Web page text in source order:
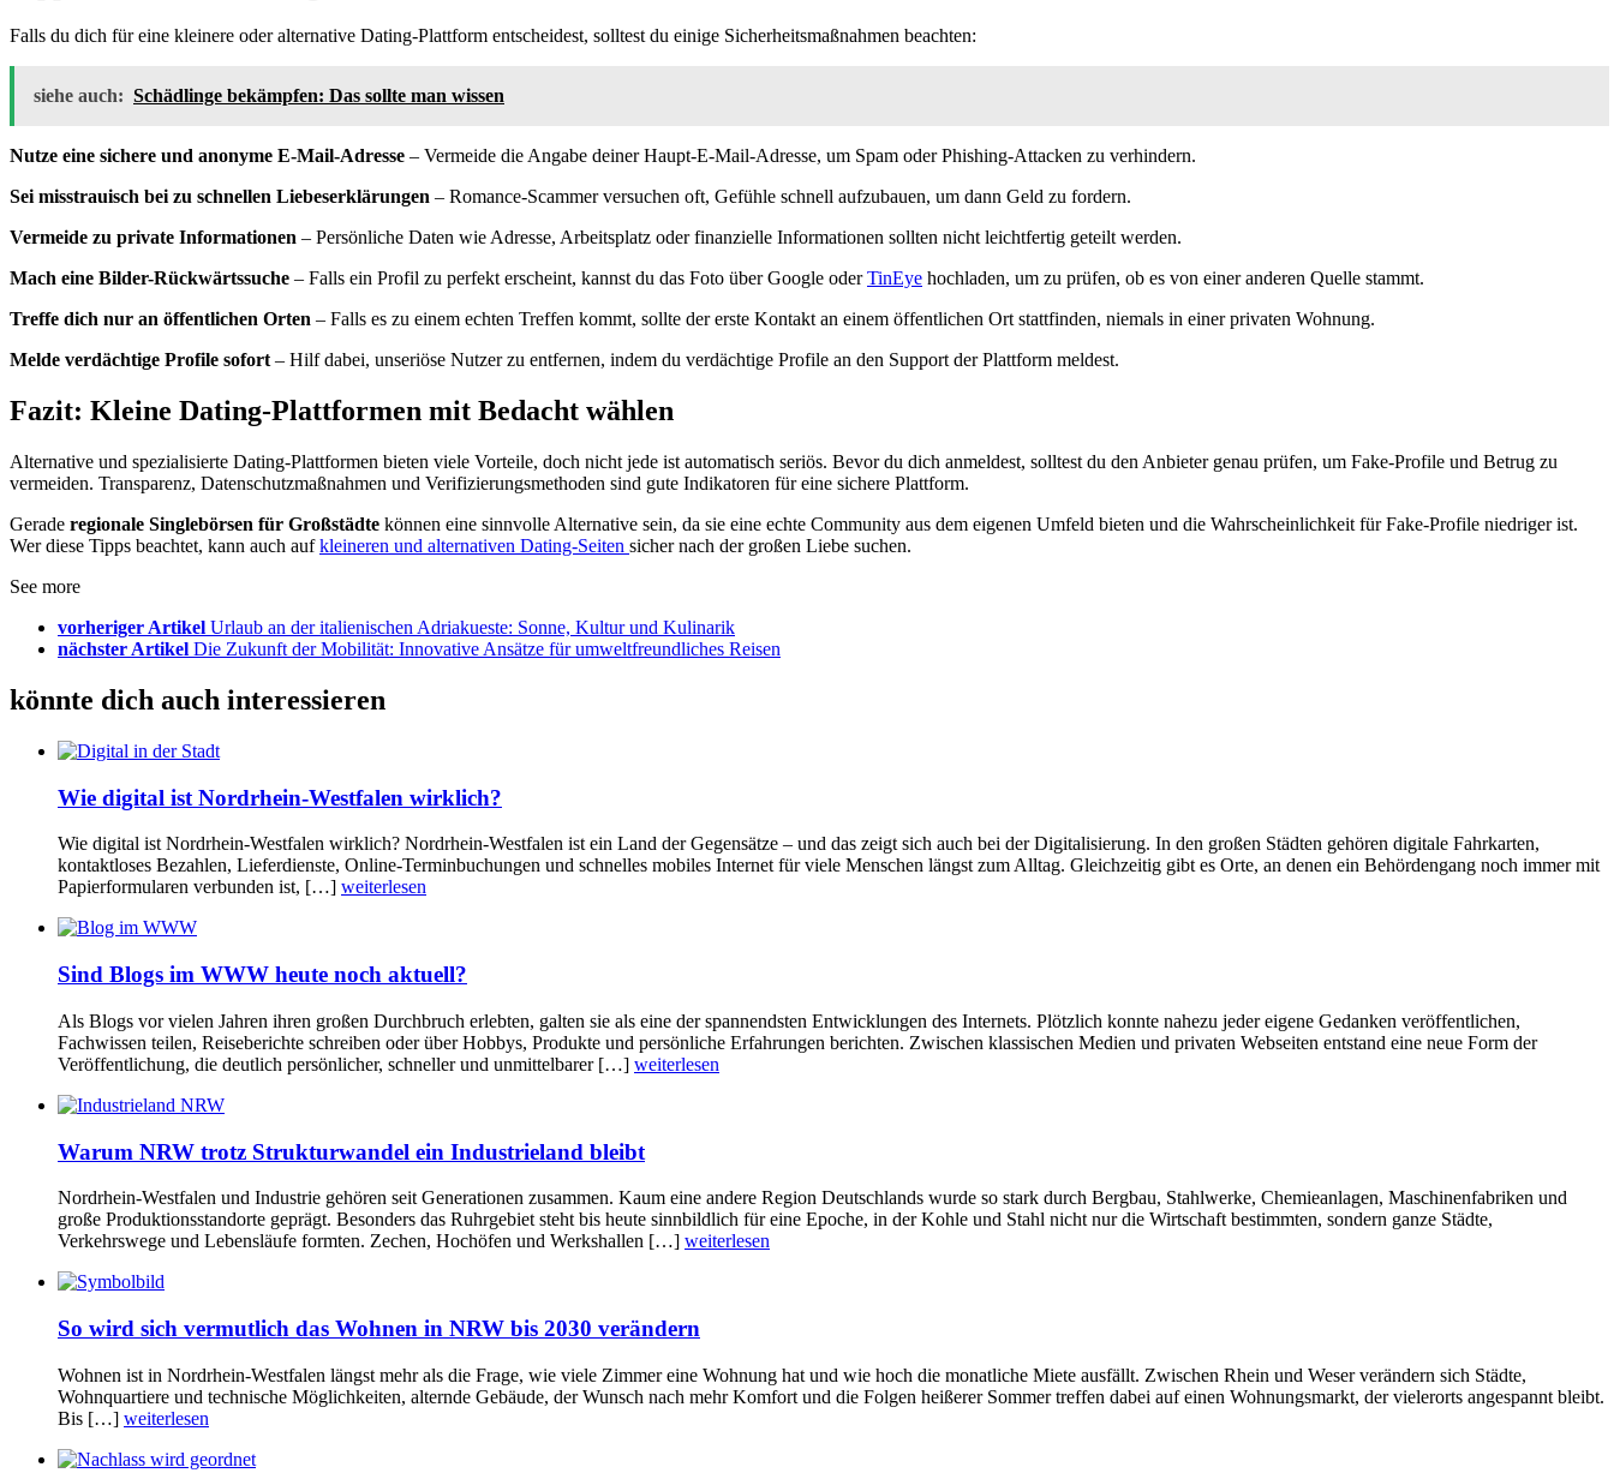
Falls du dich für eine kleinere oder alternative Dating-Plattform entscheidest, solltest du einige Sicherheitsmaßnahmen beachten:
siehe auch: Schädlinge bekämpfen: Das sollte man wissen
Nutze eine sichere und anonyme E-Mail-Adresse – Vermeide die Angabe deiner Haupt-E-Mail-Adresse, um Spam oder Phishing-Attacken zu verhindern.
Sei misstrauisch bei zu schnellen Liebeserklärungen – Romance-Scammer versuchen oft, Gefühle schnell aufzubauen, um dann Geld zu fordern.
Vermeide zu private Informationen – Persönliche Daten wie Adresse, Arbeitsplatz oder finanzielle Informationen sollten nicht leichtfertig geteilt werden.
Mach eine Bilder-Rückwärtssuche – Falls ein Profil zu perfekt erscheint, kannst du das Foto über Google oderTinEye hochladen, um zu prüfen, ob es von einer anderen Quelle stammt.
Treffe dich nur an öffentlichen Orten – Falls es zu einem echten Treffen kommt, sollte der erste Kontakt an einem öffentlichen Ort stattfinden, niemals in einer privaten Wohnung.
Melde verdächtige Profile sofort – Hilf dabei, unseriöse Nutzer zu entfernen, indem du verdächtige Profile an den Support der Plattform meldest.
Fazit: Kleine Dating-Plattformen mit Bedacht wählen
Alternative und spezialisierte Dating-Plattformen bieten viele Vorteile, doch nicht jede ist automatisch seriös. Bevor du dich anmeldest, solltest du den Anbieter genau prüfen, um Fake-Profile und Betrug zu
vermeiden. Transparenz, Datenschutzmaßnahmen und Verifizierungsmethoden sind gute Indikatoren für eine sichere Plattform.
Gerade regionale Singlebörsen für Großstädte können eine sinnvolle Alternative sein, da sie eine echte Community aus dem eigenen Umfeld bieten und die Wahrscheinlichkeit für Fake-Profile niedriger ist.
Wer diese Tipps beachtet, kann auch aufkleineren und alternativen Dating-Seiten sicher nach der großen Liebe suchen.
See more
vorheriger Artikel Urlaub an der italienischen Adriakueste: Sonne, Kultur und Kulinarik
nächster Artikel Die Zukunft der Mobilität: Innovative Ansätze für umweltfreundliches Reisen
könnte dich auch interessieren
Wie digital ist Nordrhein-Westfalen wirklich?
Wie digital ist Nordrhein-Westfalen wirklich? Nordrhein-Westfalen ist ein Land der Gegensätze – und das zeigt sich auch bei der Digitalisierung. In den großen Städten gehören digitale Fahrkarten,
kontaktloses Bezahlen, Lieferdienste, Online-Terminbuchungen und schnelles mobiles Internet für viele Menschen längst zum Alltag. Gleichzeitig gibt es Orte, an denen ein Behördengang noch immer mit
Papierformularen verbunden ist, […] weiterlesen
Sind Blogs im WWW heute noch aktuell?
Als Blogs vor vielen Jahren ihren großen Durchbruch erlebten, galten sie als eine der spannendsten Entwicklungen des Internets. Plötzlich konnte nahezu jeder eigene Gedanken veröffentlichen,
Fachwissen teilen, Reiseberichte schreiben oder über Hobbys, Produkte und persönliche Erfahrungen berichten. Zwischen klassischen Medien und privaten Webseiten entstand eine neue Form der
Veröffentlichung, die deutlich persönlicher, schneller und unmittelbarer […] weiterlesen
Warum NRW trotz Strukturwandel ein Industrieland bleibt
Nordrhein-Westfalen und Industrie gehören seit Generationen zusammen. Kaum eine andere Region Deutschlands wurde so stark durch Bergbau, Stahlwerke, Chemieanlagen, Maschinenfabriken und
große Produktionsstandorte geprägt. Besonders das Ruhrgebiet steht bis heute sinnbildlich für eine Epoche, in der Kohle und Stahl nicht nur die Wirtschaft bestimmten, sondern ganze Städte,
Verkehrswege und Lebensläufe formten. Zechen, Hochöfen und Werkshallen […] weiterlesen
So wird sich vermutlich das Wohnen in NRW bis 2030 verändern
Wohnen ist in Nordrhein-Westfalen längst mehr als die Frage, wie viele Zimmer eine Wohnung hat und wie hoch die monatliche Miete ausfällt. Zwischen Rhein und Weser verändern sich Städte,
Wohnquartiere und technische Möglichkeiten, alternde Gebäude, der Wunsch nach mehr Komfort und die Folgen heißerer Sommer treffen dabei auf einen Wohnungsmarkt, der vielerorts angespannt bleibt.
Bis […] weiterlesen